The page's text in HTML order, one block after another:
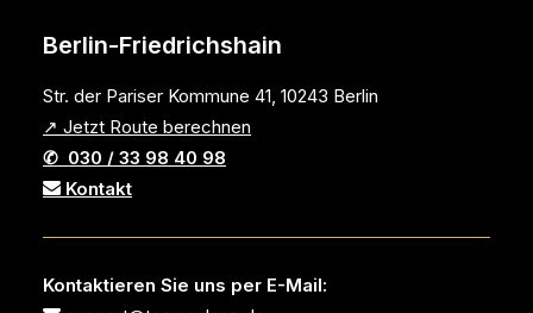
Berlin-Friedrichshain
Str. der Pariser Kommune 41, 10243 Berlin
↗ Jetzt Route berechnen
✆ 030 / 33 98 40 98
Kontakt
Kontaktieren Sie uns per E-Mail: